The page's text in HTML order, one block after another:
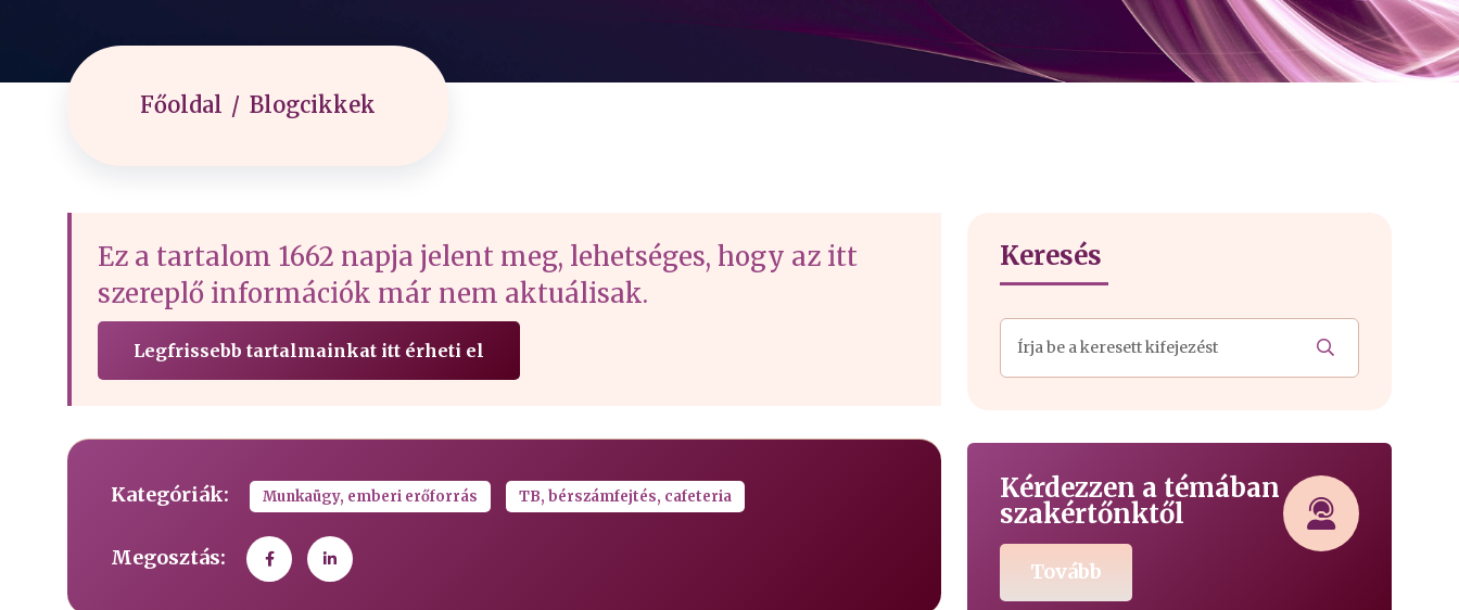
Főoldal Blogcikkek
Ez a tartalom 1662 napja jelent meg, lehetséges, hogy az itt
szereplő információk már nem aktuálisak.
Legfrissebb tartalmainkat itt érheti el
Kategóriák: Munkaügy, emberi erőforrás TB, bérszámfejtés, cafeteria
Megosztás:
Keresés
Kérdezzen a témában
szakértőnktől
Tovább